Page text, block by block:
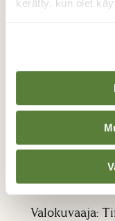
kerätty, kun olet
Puukiipijän
vuosikausia
Valokuvaaja: